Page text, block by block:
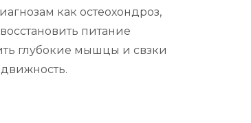
как остеохондроз,
питание
глубокие мышцы и свзки